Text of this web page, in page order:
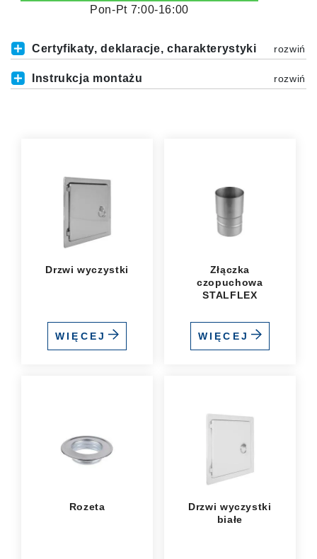
Pon-Pt 7:00-16:00
Certyfikaty, deklaracje, charakterystyki
Instrukcja montażu
Drzwi wyczystki
WIĘCEJ
Złączka
czopuchowa
STALFLEX
WIĘCEJ
Rozeta
Drzwi wyczystki
białe